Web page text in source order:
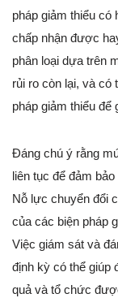
pháp giảm thiểu có
chấp nhận được
phân loại dựa trên
rủi ro còn lại, và có
pháp giảm thiểu để
Đáng chú ý rằng
liên tục để đảm
Nỗ lực chuyển đổi
của các biện pháp
Việc giám sát và
định kỳ có thể giúp
quả và tổ chức